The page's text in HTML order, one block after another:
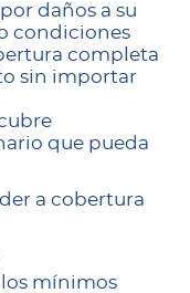
daños a su
condiciones
completa
sin importar
que pueda
a cobertura
mínimos